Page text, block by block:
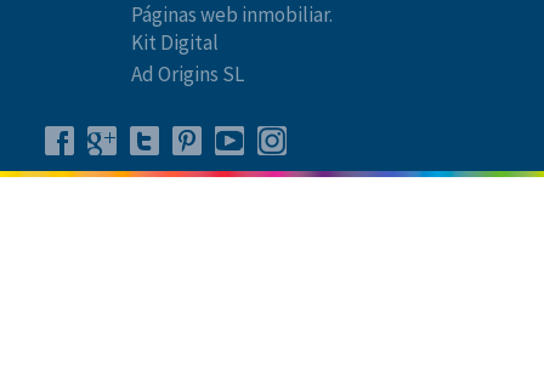
Páginas web inmobiliar.
Kit Digital
Ad Origins SL